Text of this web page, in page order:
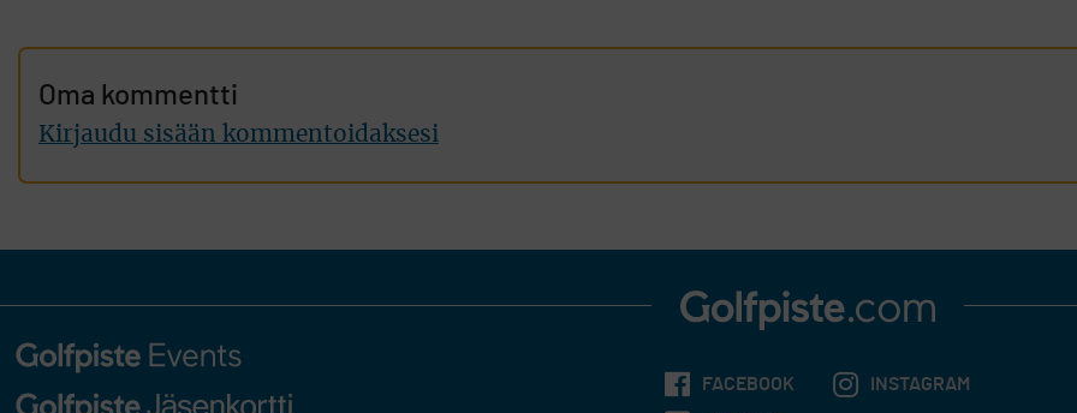
Oma kommentti
Kirjaudu sisään kommentoidaksesi
FACEBOOK INSTAGRAM